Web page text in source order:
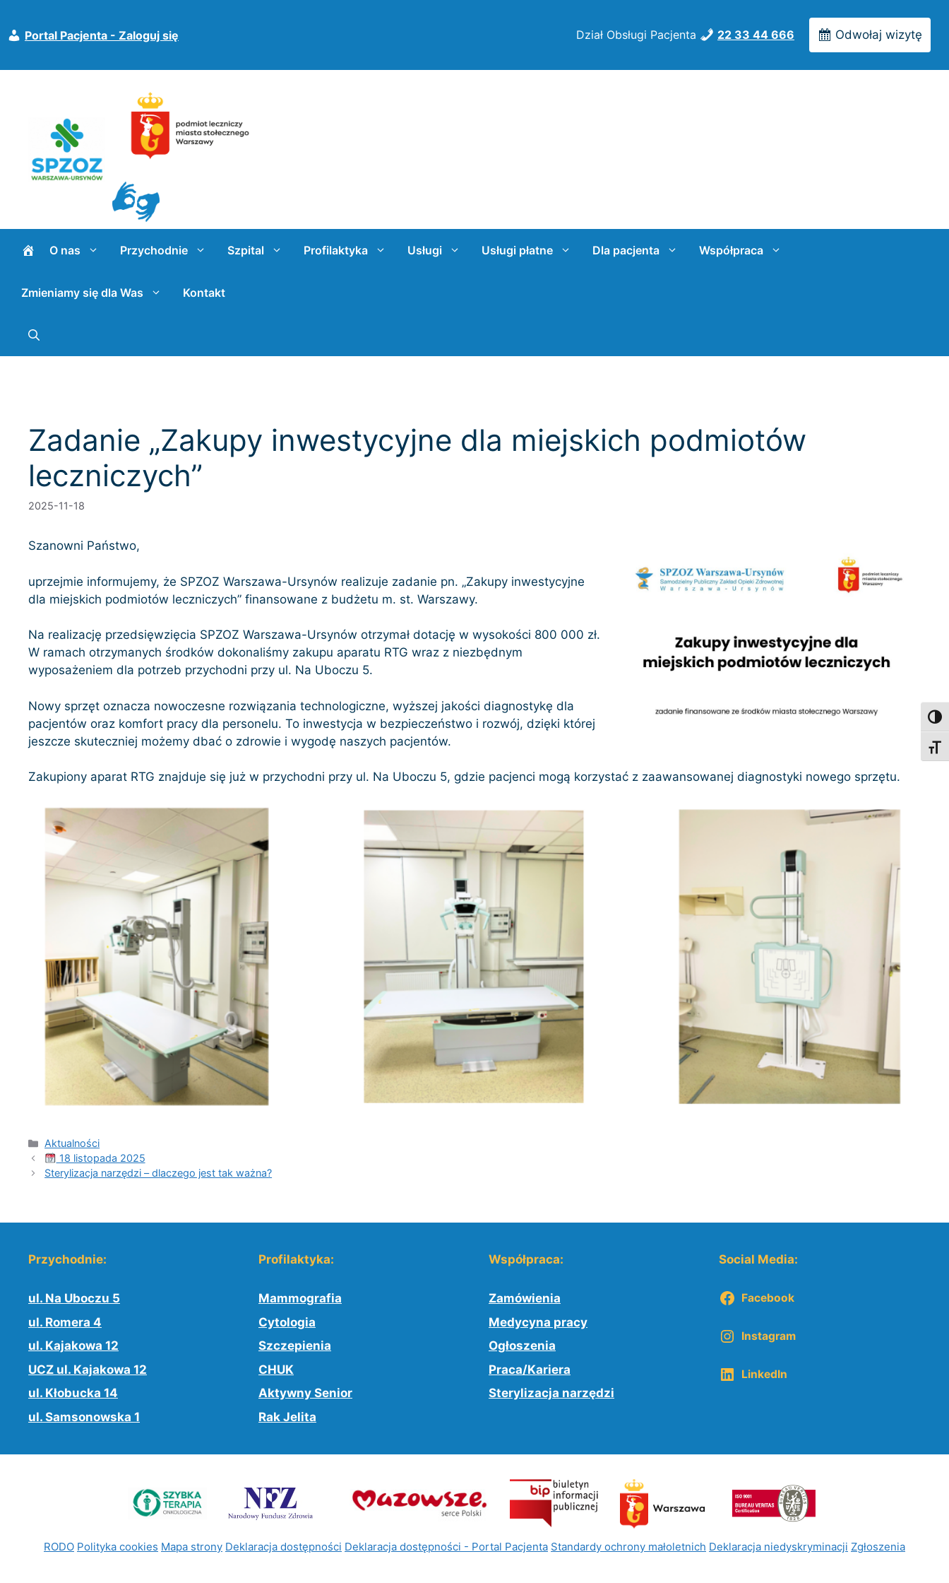
treści
Dział Obsługi Pacjenta 22 33 44 666 Odwołaj wizytę
Portal Pacjenta - Zaloguj się
O nas Przychodnie Szpital Profilaktyka Usługi Usługi płatne Dla pacjenta Współpraca
Zmieniamy się dla Was Kontakt
Zadanie „Zakupy inwestycyjne dla miejskich podmiotów
leczniczych”
2025-11-18
Szanowni Państwo,
uprzejmie informujemy, że SPZOZ Warszawa-Ursynów realizuje zadanie pn. „Zakupy inwestycyjne
dla miejskich podmiotów leczniczych” finansowane z budżetu m. st. Warszawy.
Na realizację przedsięwzięcia SPZOZ Warszawa-Ursynów otrzymał dotację w wysokości 800 000 zł.
W ramach otrzymanych środków dokonaliśmy zakupu aparatu RTG wraz z niezbędnym
wyposażeniem dla potrzeb przychodni przy ul. Na Uboczu 5.
Nowy sprzęt oznacza nowoczesne rozwiązania technologiczne, wyższej jakości diagnostykę dla
pacjentów oraz komfort pracy dla personelu. To inwestycja w bezpieczeństwo i rozwój, dzięki której
jeszcze skuteczniej możemy dbać o zdrowie i wygodę naszych pacjentów.
Zakupiony aparat RTG znajduje się już w przychodni przy ul. Na Uboczu 5, gdzie pacjenci mogą korzystać z zaawansowanej diagnostyki nowego sprzętu.
Kategorie
Aktualności
18 listopada 2025
Sterylizacja narzędzi – dlaczego jest tak ważna?
Przychodnie:
ul. Na Uboczu 5
ul. Romera 4
ul. Kajakowa 12
UCZ ul. Kajakowa 12
ul. Kłobucka 14
ul. Samsonowska 1
Profilaktyka:
Mammografia
Cytologia
Szczepienia
CHUK
Aktywny Senior
Rak Jelita
Współpraca:
Zamówienia
Medycyna pracy
Ogłoszenia
Praca/Kariera
Sterylizacja narzędzi
Social Media:
Facebook
Instagram
LinkedIn
RODO Polityka cookies Mapa strony Deklaracja dostępności Deklaracja dostępności - Portal Pacjenta Standardy ochrony małoletnich Deklaracja niedyskryminacji Zgłoszenia